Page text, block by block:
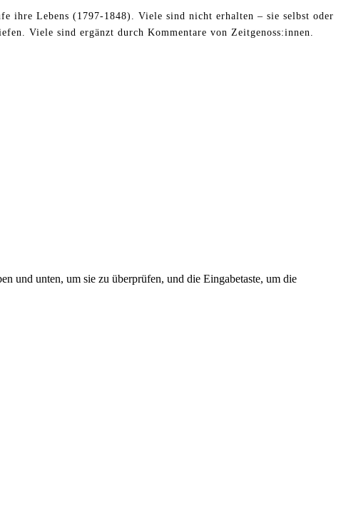
ihre Lebens (1797-1848). Viele sind nicht erhalten – sie selbst oder
Viele sind ergänzt durch Kommentare von Zeitgenoss:innen.
und unten, um sie zu überprüfen, und die Eingabetaste, um die